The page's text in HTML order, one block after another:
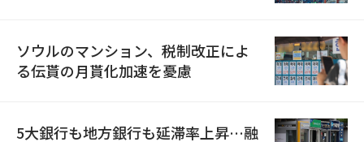
ソウルのマンション、税制改正によ
る伝貰の月貰化加速を憂慮
5大銀行も地方銀行も延滞率上昇…融